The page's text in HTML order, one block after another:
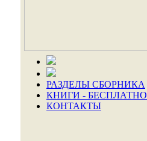
РАЗДЕЛЫ СБОРНИКА
КНИГИ - БЕСПЛАТНО
КОНТАКТЫ